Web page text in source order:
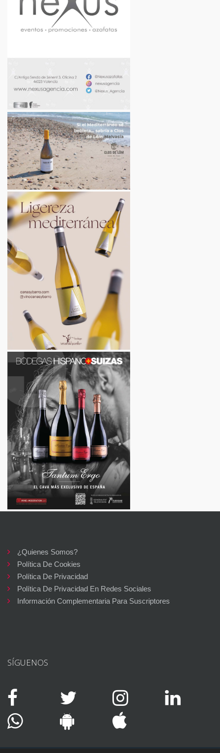
¿Quienes Somos?
Política De Cookies
Política De Privacidad
Política De Privacidad En Redes Sociales
Información Complementaria Para Suscriptores
SÍGUENOS